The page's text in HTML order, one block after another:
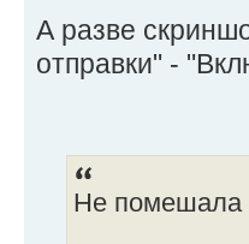
А разве
отправки" -
Не помешала